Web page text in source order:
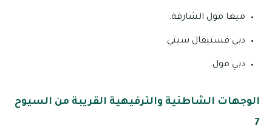
ميغا مول الشارقة.
دبي فستيفال سيتي.
دبي مول.
الوجهات الشاطئية والترفيهية القريبة من السيوح
7